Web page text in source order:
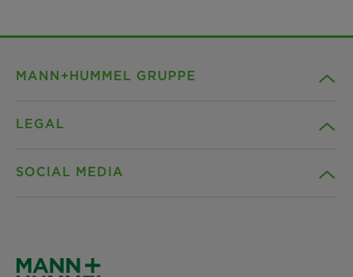
MANN+HUMMEL GRUPPE
News & Presse
LEGAL
SOCIAL MEDIA